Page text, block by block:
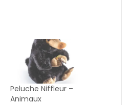
Peluche Niffleur –
Animaux